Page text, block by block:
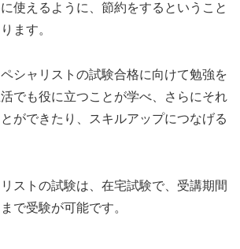
使えるように、節約をするということ
ます。
シャリストの試験合格に向けて勉強を
でも役に立つことが学べ、さらにそれ
ができたり、スキルアップにつなげる
ストの試験は、在宅試験で、受講期間
で受験が可能です。